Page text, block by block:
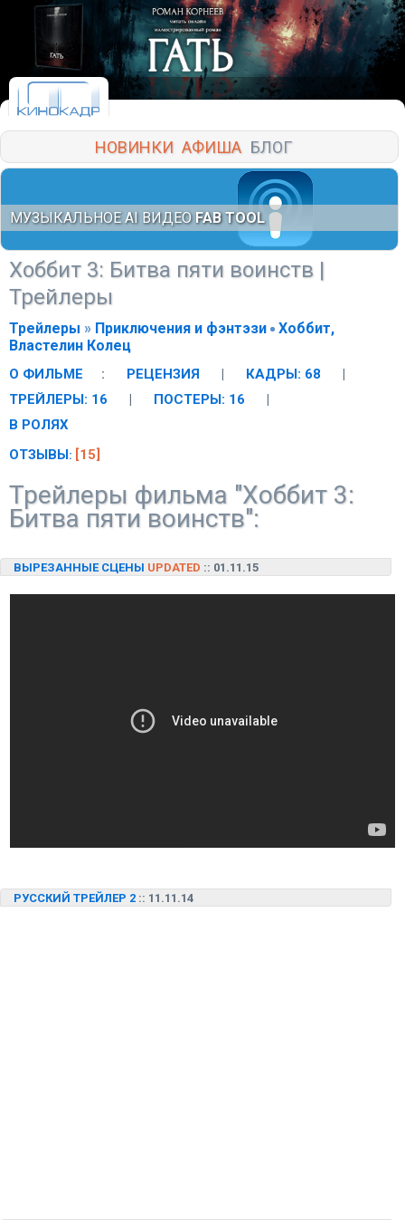
НОВИНКИ АФИША БЛОГ
МУЗЫКАЛЬНОЕ AI ВИДЕО FAB TOOL
Хоббит 3: Битва пяти воинств |
Трейлеры
Трейлеры » Приключения и фэнтэзи
Хоббит,
Властелин Колец
О ФИЛЬМЕ : РЕЦЕНЗИЯ | КАДРЫ: 68
|
ТРЕЙЛЕРЫ: 16
| ПОСТЕРЫ: 16
|
В РОЛЯХ
ОТЗЫВЫ: [15]
Трейлеры фильма "Хоббит 3:
Битва пяти воинств":
ВЫРЕЗАННЫЕ СЦЕНЫ UPDATED :: 01.11.15
РУССКИЙ ТРЕЙЛЕР 2 :: 11.11.14